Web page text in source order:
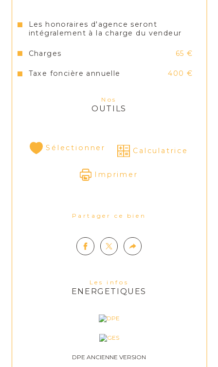
Les honoraires d'agence seront
intégralement à la charge du vendeur
Charges 65 €
Taxe foncière annuelle 400 €
Nos
OUTILS
Sélectionner Calculatrice
Imprimer
Partager ce bien
Les infos
ENERGETIQUES
DPE ANCIENNE VERSION